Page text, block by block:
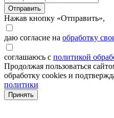
Отправить
Нажав кнопку «Отправить»,
даю согласие на обработку
соглашаюсь с политикой
Продолжая пользоваться
обработку cookies и
политики
Принять